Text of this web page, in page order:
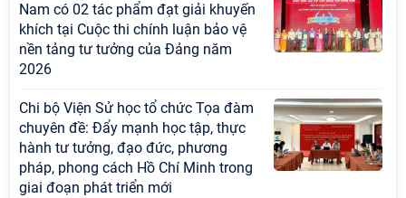
Nam có 02 tác phẩm đạt giải khuyến
khích tại Cuộc thi chính luận bảo vệ
nền tảng tư tưởng của Đảng năm
2026
Chi bộ Viện Sử học tổ chức Tọa đàm
chuyên đề: Đẩy mạnh học tập, thực
hành tư tưởng, đạo đức, phương
pháp, phong cách Hồ Chí Minh trong
giai đoạn phát triển mới